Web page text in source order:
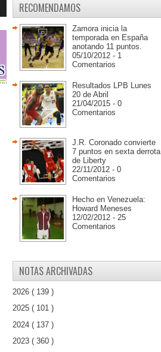
RECOMENDAMOS
Zamora inicia la
temporada en España
anotando 11 puntos.
05/10/2012 - 1
Comentarios
Resultados LPB Lunes
20 de Abril
21/04/2015 - 0
Comentarios
J.R. Coronado convierte
7 puntos en sexta derrota
de Liberty
22/11/2012 - 0
Comentarios
Hecho en Venezuela:
Howard Meneses
12/02/2012 - 25
Comentarios
NOTAS ARCHIVADAS
2026 ( 139 )
2025 ( 101 )
2024 ( 137 )
2023 ( 360 )